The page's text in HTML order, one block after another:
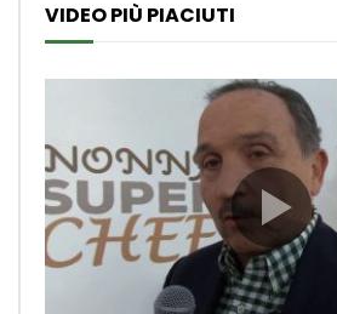
VIDEO PIÙ PIACIUTI